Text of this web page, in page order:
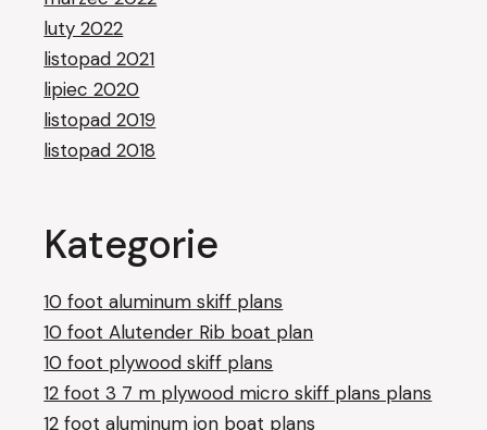
luty 2022
listopad 2021
lipiec 2020
listopad 2019
listopad 2018
Kategorie
10 foot aluminum skiff plans
10 foot Alutender Rib boat plan
10 foot plywood skiff plans
12 foot 3 7 m plywood micro skiff plans plans
12 foot aluminum jon boat plans